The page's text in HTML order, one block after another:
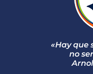
«Hay que
no